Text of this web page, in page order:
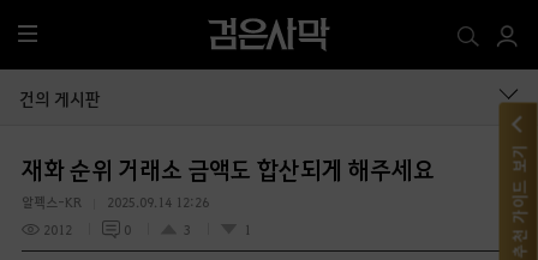
전
체
메
건의 게시판
재화 순위 거래소 금액도 합산되게 해주세요
알펙스-KR
2025.09.14 12:26
2012
0 3 1 추천 가이드 보기